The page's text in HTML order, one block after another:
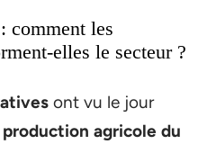
comment les
elles le secteur ?
ont vu le jour
production agricole du